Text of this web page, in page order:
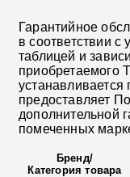
Гарантийное
в соответствии с
таблицей и
приобретаемого
предоставляет
дополнительной
помеченных
Бренд/
Категория товара